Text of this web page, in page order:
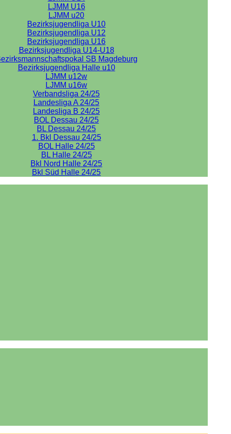
LJMM U16
LJMM u20
Bezirksjugendliga U10
Bezirksjugendliga U12
Bezirksjugendliga U16
Bezirksjugendliga U14-U18
SB Magdeburg
Bezirksjugendliga Halle u10
LJMM u12w
LJMM u16w
Verbandsliga 24/25
Landesliga A 24/25
Landesliga B 24/25
BOL Dessau 24/25
BL Dessau 24/25
1. Bkl Dessau 24/25
BOL Halle 24/25
BL Halle 24/25
Bkl Nord Halle 24/25
Bkl Süd Halle 24/25